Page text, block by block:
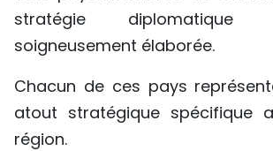
stratégie
soigneusement élaborée.
Chacun de ces pays
atout stratégique spécifique
région.